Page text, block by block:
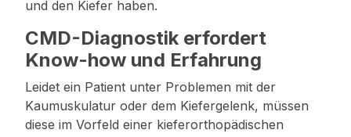
und den Kiefer haben.
CMD-Diagnostik erfordert
Know-how und Erfahrung
Leidet ein Patient unter Problemen mit der
Kaumuskulatur oder dem Kiefergelenk, müssen
diese im Vorfeld einer kieferorthopädischen